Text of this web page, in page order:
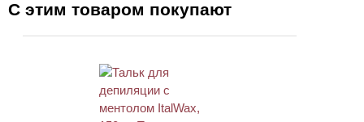
С этим товаром покупают